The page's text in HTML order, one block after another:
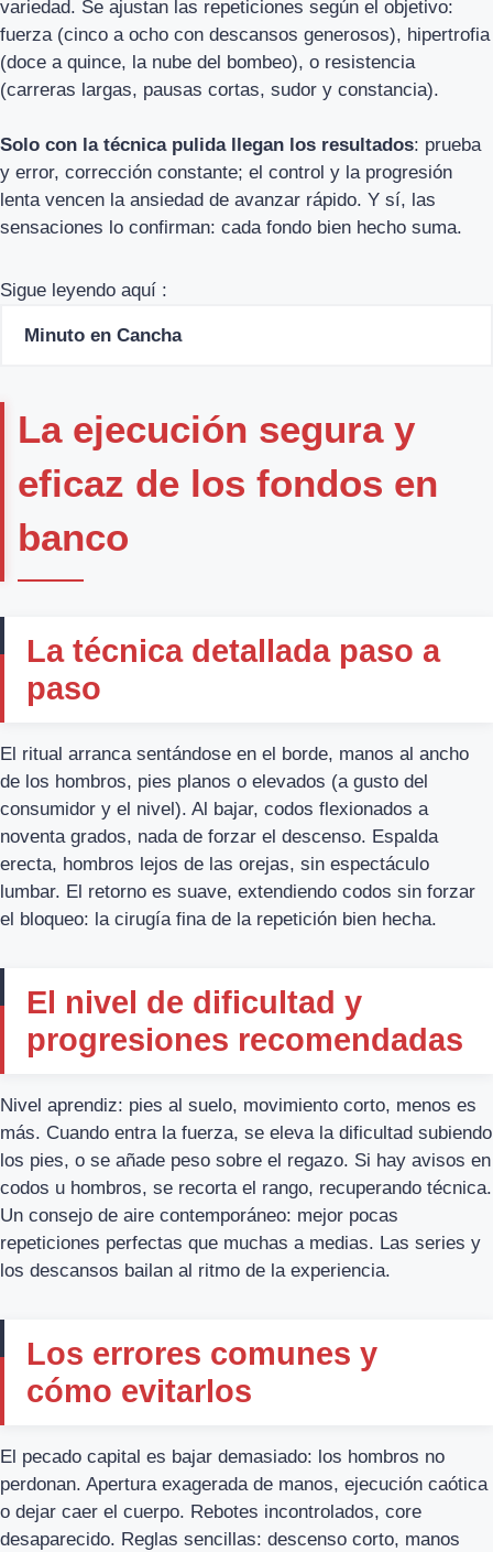
variedad. Se ajustan las repeticiones según el objetivo:
fuerza (cinco a ocho con descansos generosos), hipertrofia
(doce a quince, la nube del bombeo), o resistencia
(carreras largas, pausas cortas, sudor y constancia).
Solo con la técnica pulida llegan los resultados: prueba
y error, corrección constante; el control y la progresión
lenta vencen la ansiedad de avanzar rápido. Y sí, las
sensaciones lo confirman: cada fondo bien hecho suma.
Sigue leyendo aquí :
Minuto en Cancha
La ejecución segura y
eficaz de los fondos en
banco
La técnica detallada paso a
paso
El ritual arranca sentándose en el borde, manos al ancho
de los hombros, pies planos o elevados (a gusto del
consumidor y el nivel). Al bajar, codos flexionados a
noventa grados, nada de forzar el descenso. Espalda
erecta, hombros lejos de las orejas, sin espectáculo
lumbar. El retorno es suave, extendiendo codos sin forzar
el bloqueo: la cirugía fina de la repetición bien hecha.
El nivel de dificultad y
progresiones recomendadas
Nivel aprendiz: pies al suelo, movimiento corto, menos es
más. Cuando entra la fuerza, se eleva la dificultad subiendo
los pies, o se añade peso sobre el regazo. Si hay avisos en
codos u hombros, se recorta el rango, recuperando técnica.
Un consejo de aire contemporáneo: mejor pocas
repeticiones perfectas que muchas a medias. Las series y
los descansos bailan al ritmo de la experiencia.
Los errores comunes y
cómo evitarlos
El pecado capital es bajar demasiado: los hombros no
perdonan. Apertura exagerada de manos, ejecución caótica
o dejar caer el cuerpo. Rebotes incontrolados, core
desaparecido. Reglas sencillas: descenso corto, manos